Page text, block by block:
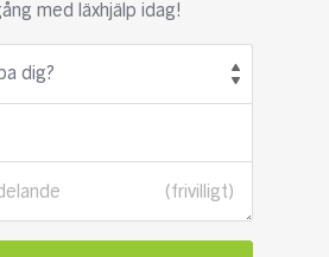
med läxhjälp idag!
dig?